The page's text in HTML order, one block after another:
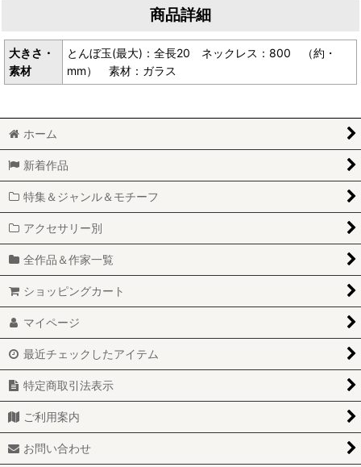
商品詳細
大きさ・
素材
とんぼ玉(最大)：全長20 ネックレス：800 （約・
mm） 素材：ガラス
ホーム
新着作品
特集＆ジャンル＆モチーフ
アクセサリー別
全作品＆作家一覧
ショッピングカート
マイページ
最近チェックしたアイテム
特定商取引法表示
ご利用案内
お問い合わせ